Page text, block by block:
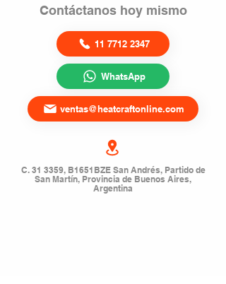
Contáctanos hoy mismo
11 7712 2347
WhatsApp
ventas@heatcraftonline.com
C. 31 3359, B1651BZE San Andrés, Partido de
San Martín, Provincia de Buenos Aires,
Argentina